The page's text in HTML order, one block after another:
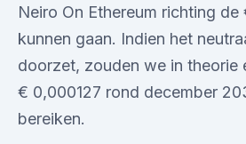
Neiro On Ethereum richting de
kunnen gaan. Indien het
doorzet, zouden we in theorie
€ 0,000127 rond december
bereiken.